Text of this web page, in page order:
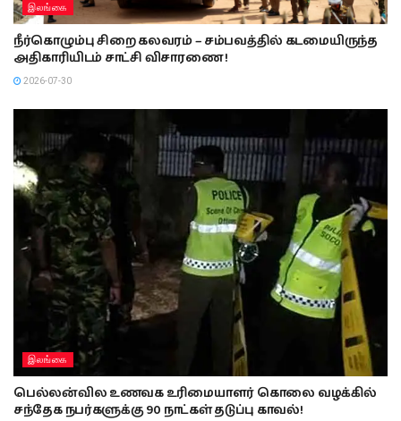
இலங்கை
நீர்கொழும்பு சிறை கலவரம் – சம்பவத்தில் கடமையிருந்த
அதிகாரியிடம் சாட்சி விசாரணை !
2026-07-30
இலங்கை
பெல்லன்வில உணவக உரிமையாளர் கொலை வழக்கில்
சந்தேக நபர்களுக்கு 90 நாட்கள் தடுப்பு காவல்!